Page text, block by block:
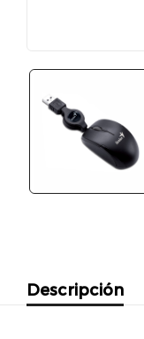
Descripción